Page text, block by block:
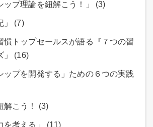
ップ理論を紐解こう！」 (3)
」 (7)
慣トップセールスが語る『７つの習
」 (16)
ップを開発する」ための６つの実践
解こう！ (3)
を考える」 (11)